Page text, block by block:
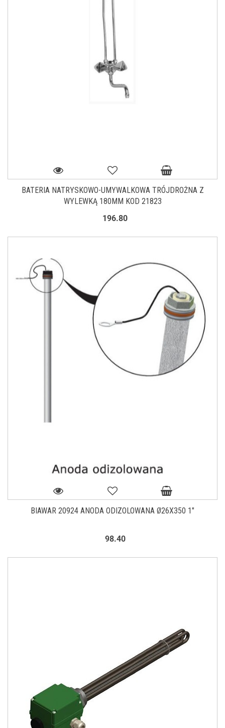
BATERIA NATRYSKOWO-UMYWALKOWA TRÓJDROŻNA Z
WYLEWKĄ 180MM KOD 21823
196.80
BIAWAR 20924 ANODA ODIZOLOWANA Ø26X350 1"
98.40